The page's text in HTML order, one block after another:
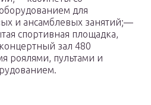
для
и ансамблевых занятий;—
спортивная площадка,
зал 480
роялями, пультами и